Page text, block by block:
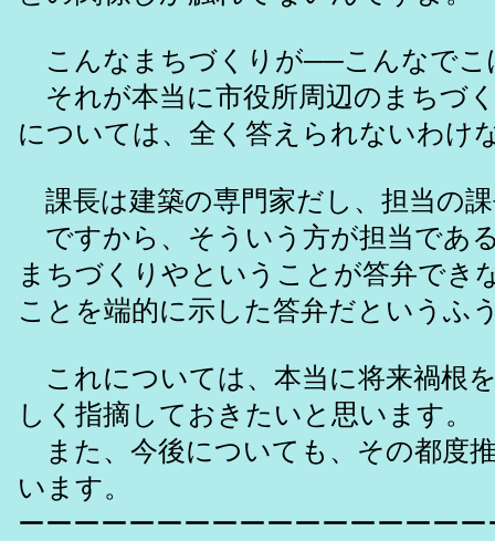
こんなまちづくりが──こんなでこ
それが本当に市役所周辺のまちづ
については、全く答えられないわけ
課長は建築の専門家だし、担当の
ですから、そういう方が担当であ
まちづくりやということが答弁でき
ことを端的に示した答弁だというふ
これについては、本当に将来禍根
しく指摘しておきたいと思います。
また、今後についても、その都度
います。
ーーーーーーーーーーーーーーーー